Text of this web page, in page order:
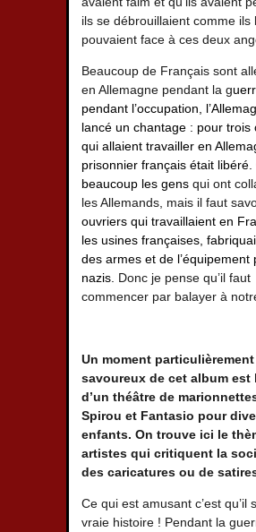
ils se débrouillaient comme ils
pouvaient face à ces deux
Beaucoup de Français sont
en Allemagne pendant la g
pendant l’occupation,
lancé un chantage : pour trois
qui allaient travailler en
prisonnier français était
beaucoup les gens qui ont
les Allemands, mais il faut
ouvriers qui travaillaient en
les usines françaises,
des armes et de l’équipement
nazis. Donc je pense qu’il faut
commencer par balayer à
Un moment particulièrement
savoureux de cet album est
d’un théâtre de
Spirou et Fantasio pour
enfants. On trouve ici le
artistes qui critiquent la
des caricatures ou de
Ce qui est amusant c’est qu’il
vraie histoire ! Pendant la